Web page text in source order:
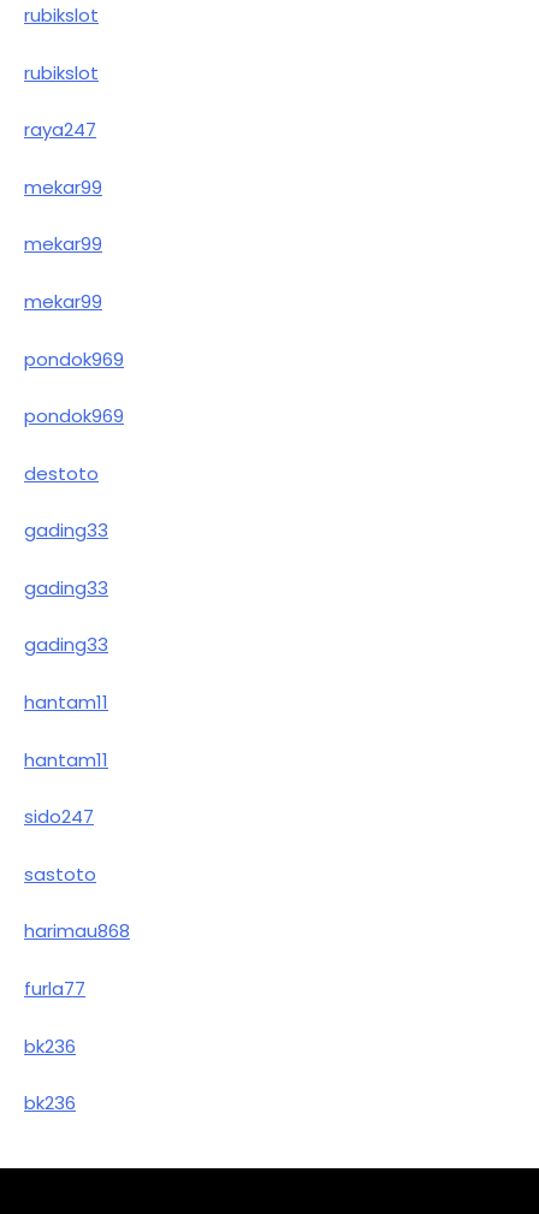
rubikslot
rubikslot
raya247
mekar99
mekar99
mekar99
pondok969
pondok969
destoto
gading33
gading33
gading33
hantam11
hantam11
sido247
sastoto
harimau868
furla77
bk236
bk236